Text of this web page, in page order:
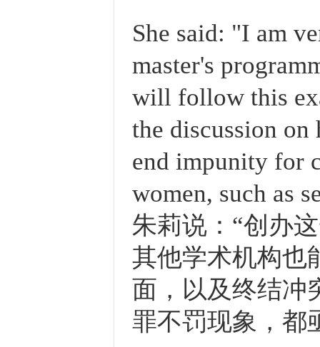
She said: "I am
master's
will follow this
the discussion on
end impunity for
women, such as
朱莉说：“创办
其他学术机构也
面，以及终结冲
罪不罚现象，都